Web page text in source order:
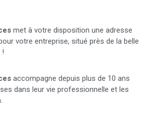
met à votre disposition une adresse
votre entreprise, situé près de la belle
!
accompagne depuis plus de 10 ans
dans leur vie professionnelle et les